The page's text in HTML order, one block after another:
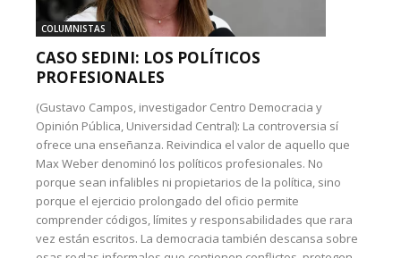
COLUMNISTAS
CASO SEDINI: LOS POLÍTICOS
PROFESIONALES
(Gustavo Campos, investigador Centro Democracia y
Opinión Pública, Universidad Central): La controversia sí
ofrece una enseñanza. Reivindica el valor de aquello que
Max Weber denominó los políticos profesionales. No
porque sean infalibles ni propietarios de la política, sino
porque el ejercicio prolongado del oficio permite
comprender códigos, límites y responsabilidades que rara
vez están escritos. La democracia también descansa sobre